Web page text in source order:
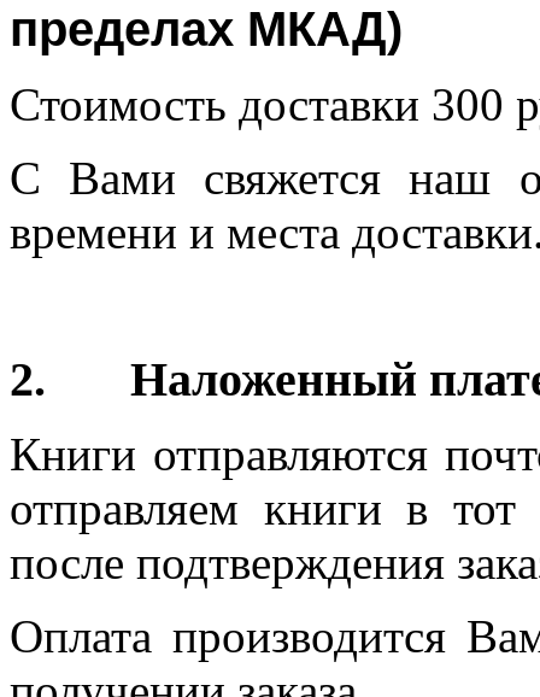
пределах МКАД)
Стоимость доставки 300
С Вами свяжется наш
времени и места
2. Наложенный
Книги отправляются
отправляем книги в
после подтверждения
Оплата производится